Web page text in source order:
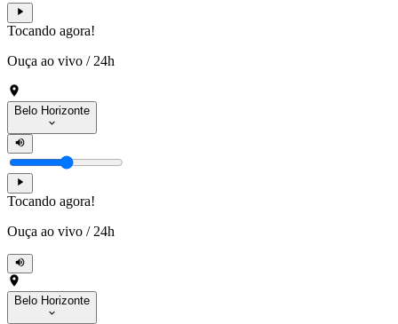
Tocando agora!
Ouça ao vivo / 24h
Belo Horizonte
Tocando agora!
Ouça ao vivo / 24h
Belo Horizonte